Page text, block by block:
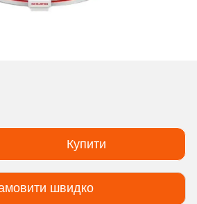
Купити
швидко